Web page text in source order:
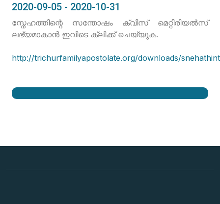
2020-09-05 - 2020-10-31
സ്നേഹത്തിന്റെ സന്തോഷം ക്വിസ് മെറ്റീരിയൽസ്
ലഭ്യമാകാൻ ഇവിടെ ക്ലിക്ക് ചെയ്യുക.
http://trichurfamilyapostolate.org/downloads/